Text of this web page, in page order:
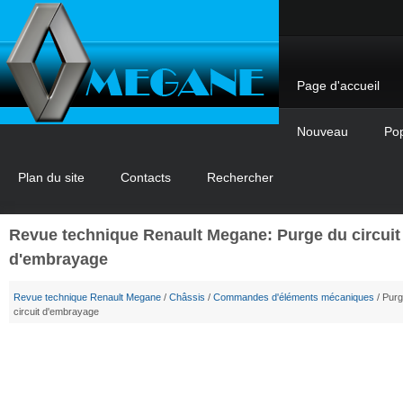
Page d'accueil
Nouveau
Plan du site Contacts Rechercher
Revue technique Renault Megane: Purge du circuit
d'embrayage
Revue technique Renault Megane / Châssis / Commandes d'éléments mécaniques /
circuit d'embrayage